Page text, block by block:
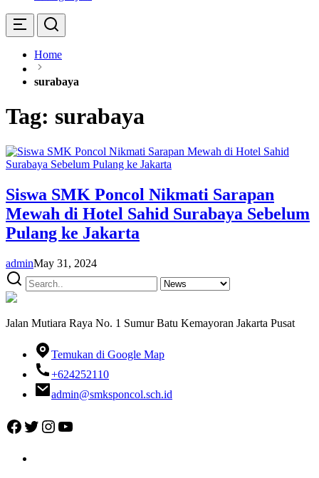
Home
surabaya
Tag: surabaya
Siswa SMK Poncol Nikmati Sarapan
Mewah di Hotel Sahid Surabaya Sebelum
Pulang ke Jakarta
adminMay 31, 2024
Jalan Mutiara Raya No. 1 Sumur Batu Kemayoran Jakarta Pusat
Temukan di Google Map
+624252110
admin@smksponcol.sch.id
Facebook
Twitter
Instagram
YouTube